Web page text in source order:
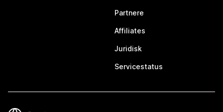
Partnere
Affiliates
Juridisk
Servicestatus